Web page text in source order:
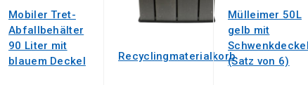
Mobiler Tret-
Abfallbehälter
90 Liter mit
blauem Deckel
Recyclingmaterialkorb
Mülleimer 50L
gelb mit
Schwenkdeckel
(Satz von 6)